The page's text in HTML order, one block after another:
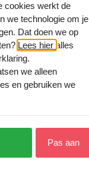
cookies werkt de
we technologie om je
Dat doen we op
Lees hier alles
we alleen
en gebruiken we
Pas aan